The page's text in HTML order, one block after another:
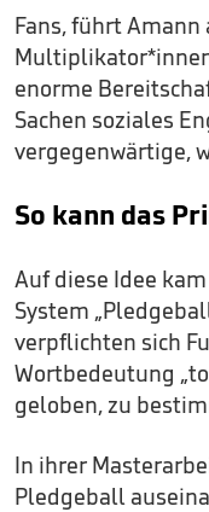
Fans, führt Amann
enorme
Sachen soziales
vergegenwärtige,
So kann das
Auf diese Idee
System
verpflichten sich
Wortbedeutung
geloben, zu
In ihrer
Pledgeball